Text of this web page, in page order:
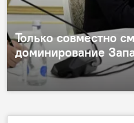
Только совместно
доминирование